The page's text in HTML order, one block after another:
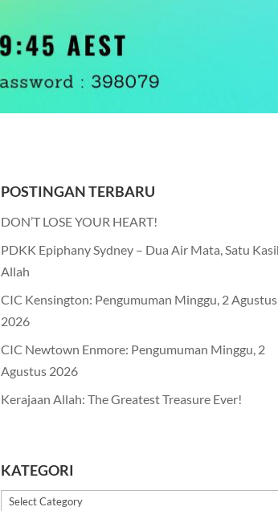
POSTINGAN TERBARU
DON’T LOSE YOUR HEART!
PDKK Epiphany Sydney – Dua Air Mata, Satu
Allah
CIC Kensington: Pengumuman Minggu, 2 Agustus
2026
CIC Newtown Enmore: Pengumuman Minggu, 2
Agustus 2026
Kerajaan Allah: The Greatest Treasure Ever!
KATEGORI
Kategori